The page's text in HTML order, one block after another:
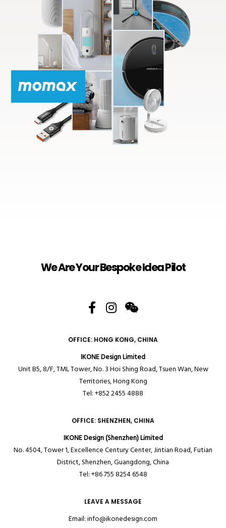
We Are Your Bespoke Idea Pilot
OFFICE: HONG KONG, CHINA
IKONE Design Limited
Unit B5, 8/F, TML Tower, No. 3 Hoi Shing Road, Tsuen Wan, New
Territories,Hong Kong
Tel: +852 2455 4888
OFFICE: SHENZHEN, CHINA
IKONE Design (Shenzhen) Limited
No. 4504, Tower 1, Excellence Century Center, Jintian Road, Futian
District, Shenzhen, Guangdong, China
Tel: +86 755 8254 6548
LEAVE A MESSAGE
Email:info@ikonedesign.com